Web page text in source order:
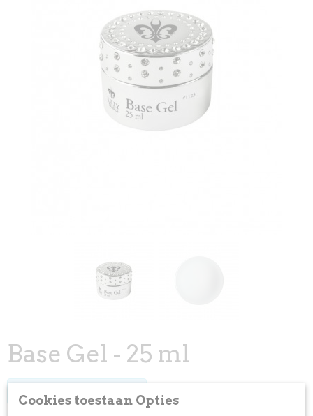
Base Gel - 25 ml
Log in om de prijs te zien
Cookies toestaan Opties